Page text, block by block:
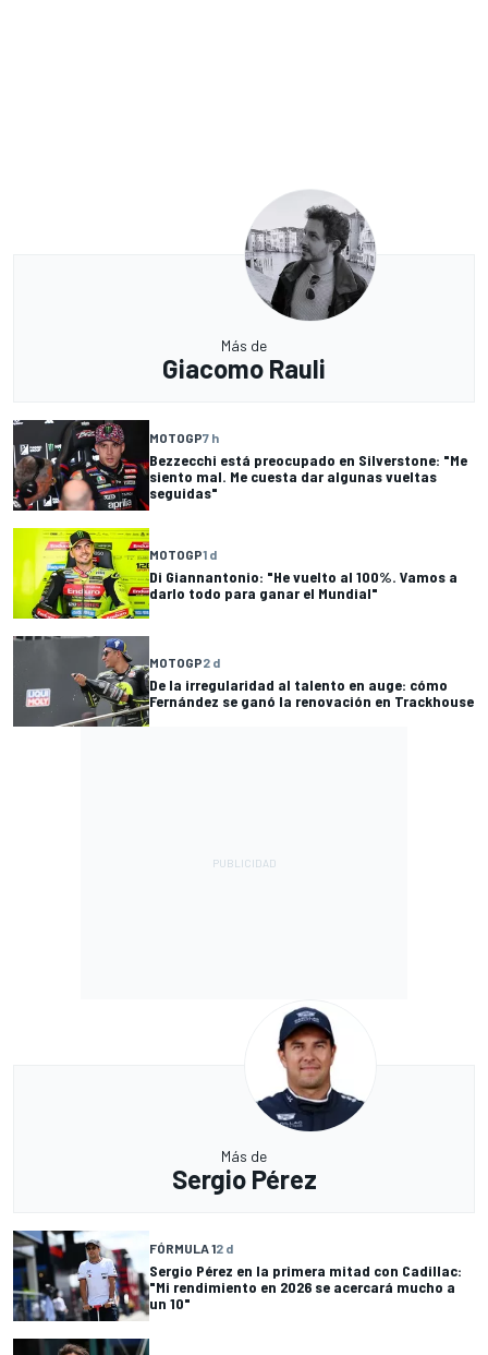
Más de
Giacomo Rauli
MOTOGP7 h
Bezzecchi está preocupado en Silverstone: "Me
siento mal. Me cuesta dar algunas vueltas
seguidas"
MOTOGP1 d
Di Giannantonio: "He vuelto al 100%. Vamos a
darlo todo para ganar el Mundial"
MOTOGP2 d
De la irregularidad al talento en auge: cómo
Fernández se ganó la renovación en Trackhouse
Más de
Sergio Pérez
FÓRMULA 12 d
Sergio Pérez en la primera mitad con Cadillac:
"Mi rendimiento en 2026 se acercará mucho a
un 10"